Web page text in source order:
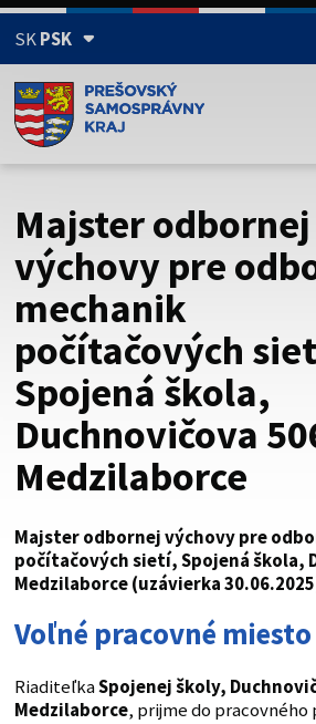
SKPSK
Doména psk.sk je oficiálna
Toto je oficiálna webová stránka
Táto stránka je zabezpečená
Buďte pozorní a vždy sa uistite, že
cez zabezpečenú webovú stránku.
vždy začína https:// pred názvom
Majster odbornej
výchovy pre
mechanik
počítačových
Spojená škola,
Duchnovičova
Medzilaborce
Majster odbornej výchovy pre
počítačových sietí, Spojená škola,
Medzilaborce (uzávierka
Voľné pracovné
RiaditeľkaSpojenej školy,
Medzilaborce, prijme do pracovného